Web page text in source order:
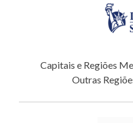
Capitais e Regiões
Outras